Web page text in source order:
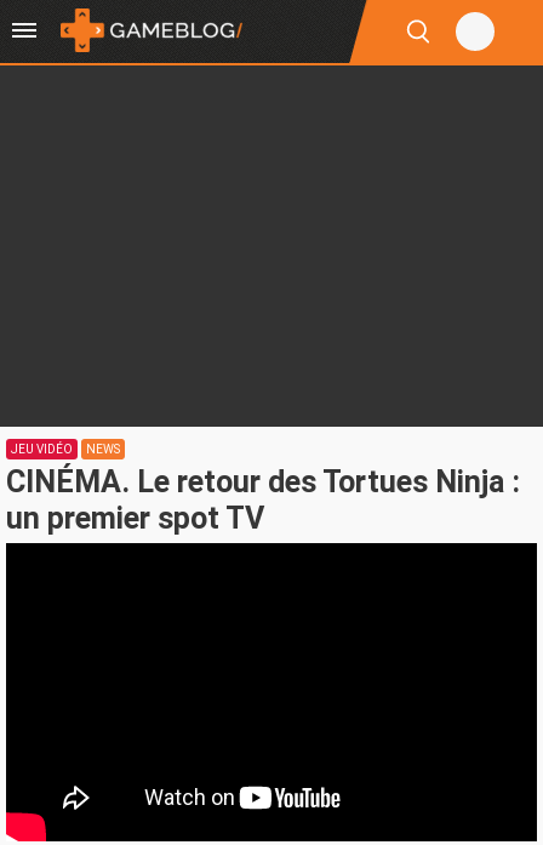
JEU VIDÉO NEWS
CINÉMA. Le retour des Tortues Ninja :
un premier spot TV